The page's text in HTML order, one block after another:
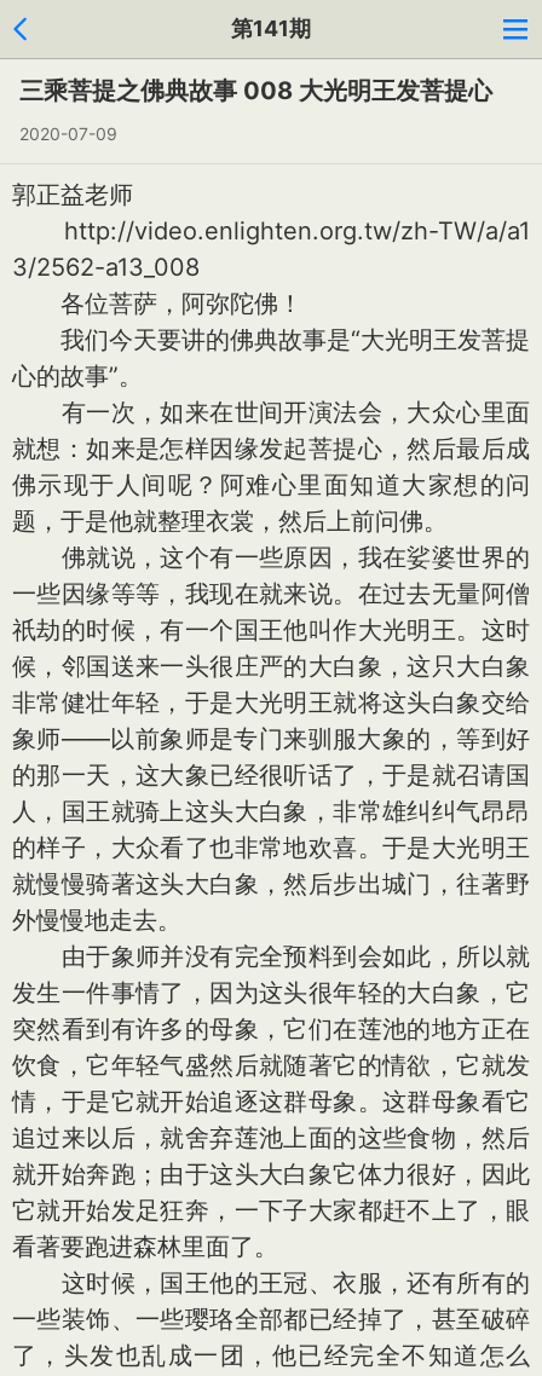
第141期
三乘菩提之佛典故事 008 大光明王发菩提心
2020-07-09
郭正益老师
http://video.enlighten.org.tw/zh-TW/a/a1
3/2562-a13_008
各位菩萨，阿弥陀佛！
我们今天要讲的佛典故事是“大光明王发菩提
心的故事”。
有一次，如来在世间开演法会，大众心里面
就想：如来是怎样因缘发起菩提心，然后最后成
佛示现于人间呢？阿难心里面知道大家想的问
题，于是他就整理衣裳，然后上前问佛。
佛就说，这个有一些原因，我在娑婆世界的
一些因缘等等，我现在就来说。在过去无量阿僧
祇劫的时候，有一个国王他叫作大光明王。这时
候，邻国送来一头很庄严的大白象，这只大白象
非常健壮年轻，于是大光明王就将这头白象交给
象师——以前象师是专门来驯服大象的，等到好
的那一天，这大象已经很听话了，于是就召请国
人，国王就骑上这头大白象，非常雄纠纠气昂昂
的样子，大众看了也非常地欢喜。于是大光明王
就慢慢骑著这头大白象，然后步出城门，往著野
外慢慢地走去。
由于象师并没有完全预料到会如此，所以就
发生一件事情了，因为这头很年轻的大白象，它
突然看到有许多的母象，它们在莲池的地方正在
饮食，它年轻气盛然后就随著它的情欲，它就发
情，于是它就开始追逐这群母象。这群母象看它
追过来以后，就舍弃莲池上面的这些食物，然后
就开始奔跑；由于这头大白象它体力很好，因此
它就开始发足狂奔，一下子大家都赶不上了，眼
看著要跑进森林里面了。
这时候，国王他的王冠、衣服，还有所有的
一些装饰、一些璎珞全部都已经掉了，甚至破碎
了，头发也乱成一团，他已经完全不知道怎么